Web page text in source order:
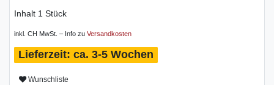
Inhalt 1 Stück
inkl. CH MwSt. – Info zu Versandkosten
ca. 3-5 Wochen
Wunschliste